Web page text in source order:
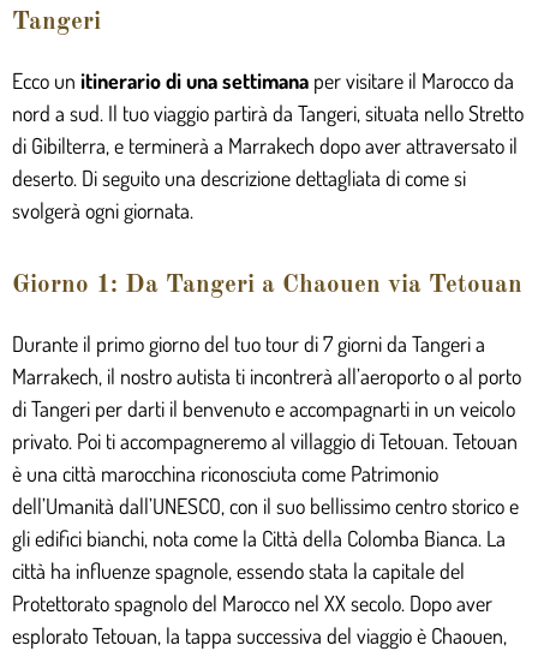
Tangeri
Ecco un itinerario di una settimana per visitare il Marocco da
nord a sud. Il tuo viaggio partirà da Tangeri, situata nello Stretto
di Gibilterra, e terminerà a Marrakech dopo aver attraversato il
deserto. Di seguito una descrizione dettagliata di come si
svolgerà ogni giornata.
Giorno 1: Da Tangeri a Chaouen via Tetouan
Durante il primo giorno del tuo tour di 7 giorni da Tangeri a
Marrakech, il nostro autista ti incontrerà all’aeroporto o al porto
di Tangeri per darti il benvenuto e accompagnarti in un veicolo
privato. Poi ti accompagneremo al villaggio di Tetouan. Tetouan
è una città marocchina riconosciuta come Patrimonio
dell’Umanità dall’UNESCO, con il suo bellissimo centro storico e
gli edifici bianchi, nota come la Città della Colomba Bianca. La
città ha influenze spagnole, essendo stata la capitale del
Protettorato spagnolo del Marocco nel XX secolo. Dopo aver
esplorato Tetouan, la tappa successiva del viaggio è Chaouen,